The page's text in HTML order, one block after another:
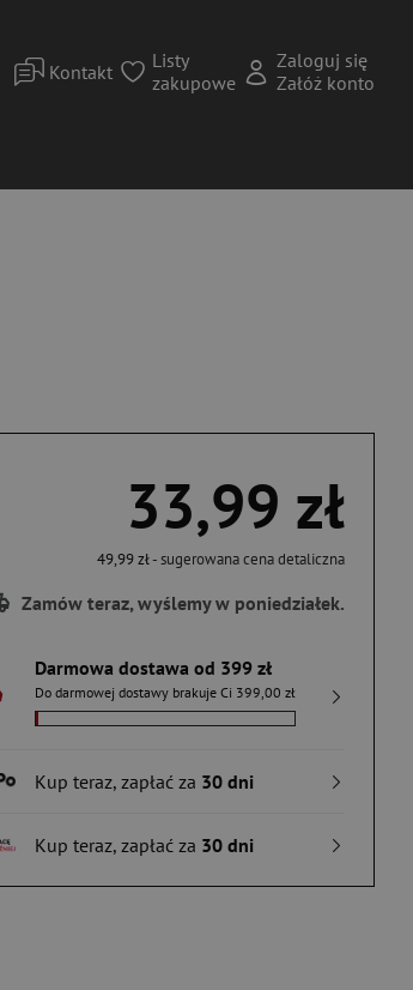
Kontakt
Listy
zakupowe
Zaloguj się
Załóż konto
33,99 zł
49,99 zł- sugerowana cena detaliczna
Zamów teraz, wyślemy w poniedziałek.
Darmowa dostawa od 399 zł
Do darmowej dostawy brakuje Ci 399,00 zł
Kup teraz, zapłać za 30 dni
Kup teraz, zapłać za 30 dni